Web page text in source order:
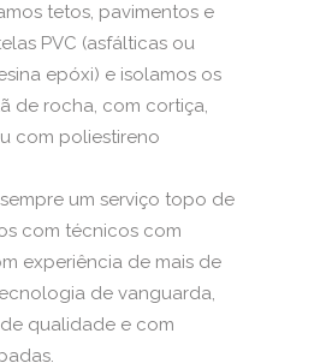
tetos, pavimentos e
PVC (asfálticas ou
epóxi) e isolamos os
de rocha, com cortiça,
com poliestireno
um serviço topo de
com técnicos com
experiência de mais de
de vanguarda,
qualidade e com